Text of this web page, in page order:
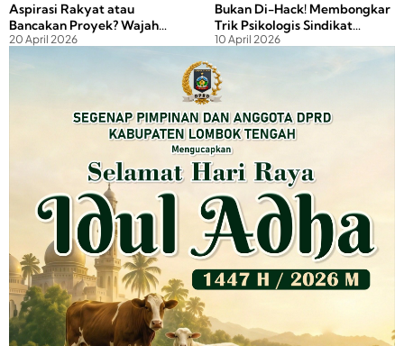
Aspirasi Rakyat atau
Bancakan Proyek? Wajah
Buram Praktik Pokir
20 April 2026
Bukan Di-Hack! Membongkar
Trik Psikologis Sindikat
Penipu WhatsApp Bermodal
10 April 2026